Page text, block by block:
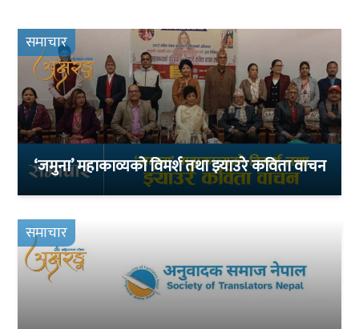
समाचार
‘जमुना’ महाकाव्यको विमर्श तथा झ्याउरे कविता वाचन
समाचार